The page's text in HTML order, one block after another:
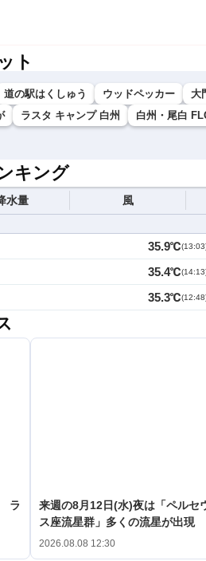
ト
道の駅はくしゅう ウッドペッカー
大
ラスタ キャンプ 白州 白州・尾白
キング
水量 風
35.9℃(13:03
35.4℃(14:13
35.3℃(12:48
ラ
来週の8月12日(水)夜は「ペルセ
ス座流星群」多くの流星が出現
2026.08.08 12:30